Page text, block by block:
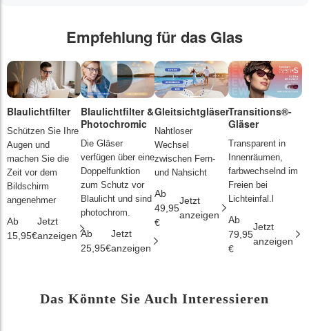
Empfehlung für das Glas
Blaulichtfilter
Schützen Sie Ihre
Augen und
machen Sie die
Zeit vor dem
Bildschirm
angenehmer
Ab
15,95€
Jetzt
anzeigen
Blaulichtfilter &
Photochromic
Die Gläser
verfügen über eine
Doppelfunktion
zum Schutz vor
Blaulicht und sind
photochrom.
Ab
25,95€
Jetzt
anzeigen
Gleitsichtgläser
Nahtloser
Wechsel
zwischen Fern-
und Nahsicht
Ab
49,95
€
Jetzt
anzeigen
Transitions®-
Gläser
Transparent in
Innenräumen,
farbwechselnd im
Freien bei
Lichteinfal.l
Ab
79,95
€
Jetzt
anzeigen
Das Könnte Sie Auch Interessieren